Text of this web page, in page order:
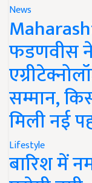
News
फडणवीस ने
सम्मान,
मिली नई
Lifestyle
बारिश में